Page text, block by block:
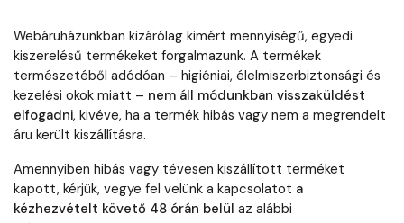
Webáruházunkban kizárólag kimért mennyiségű, egyedi
kiszerelésű termékeket forgalmazunk. A termékek
természetéből adódóan – higiéniai, élelmiszerbiztonsági és
kezelési okok miatt – nem áll módunkban visszaküldést
elfogadni, kivéve, ha a termék hibás vagy nem a megrendelt
áru került kiszállításra.
Amennyiben hibás vagy tévesen kiszállított terméket
kapott, kérjük, vegye fel velünk a kapcsolatot a
kézhezvételt követő 48 órán belül az alábbi